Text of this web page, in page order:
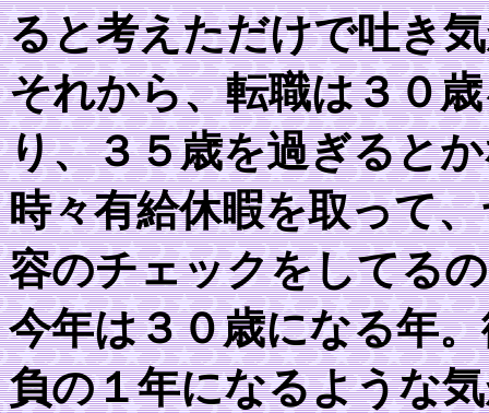
ると考えただけで吐き
それから、転職は３０
り、３５歳を過ぎると
時々有給休暇を取って
容のチェックをしてる
今年は３０歳になる年
負の１年になるような